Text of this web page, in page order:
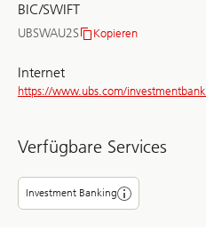
BIC/SWIFT
UBSWAU2S
Kopieren
Internet
https://www.ubs.com/investmentbank
Verfügbare Services
Investment Banking